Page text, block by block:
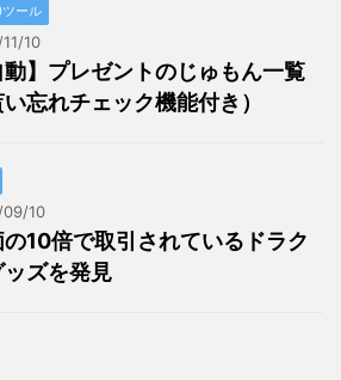
ツール
10
動】プレゼントのじゅもん一覧
い忘れチェック機能付き）
09/10
の10倍で取引されているドラク
ッズを発見